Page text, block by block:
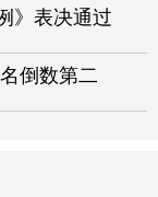
》表决通过
倒数第二